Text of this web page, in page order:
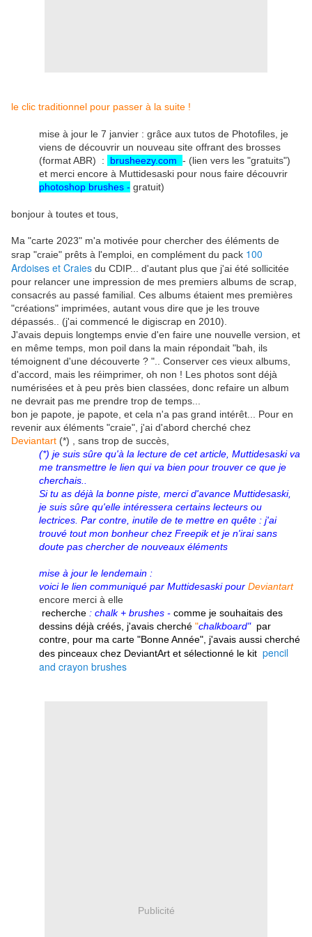
le clic traditionnel pour passer à la suite !
mise à jour le 7 janvier : grâce aux tutos de Photofiles, je
viens de découvrir un nouveau site offrant des brosses
(format ABR) :
brusheezy.com - (lien vers les "gratuits")
et merci encore à Muttidesaski pour nous faire découvrir
photoshop brushes - gratuit)
bonjour à toutes et tous,
Ma "carte 2023" m'a motivée pour chercher des éléments de
srap "craie" prêts à l'emploi, en complément du pack 100
Ardoises et Craies du CDIP... d'autant plus que j'ai été sollicitée
pour relancer une impression de mes premiers albums de scrap,
consacrés au passé familial. Ces albums étaient mes premières
"créations" imprimées, autant vous dire que je les trouve
dépassés.. (j'ai commencé le digiscrap en 2010).
J'avais depuis longtemps envie d'en faire une nouvelle version, et
en même temps, mon poil dans la main répondait "bah, ils
témoignent d'une découverte ? ".. Conserver ces vieux albums,
d'accord, mais les réimprimer, oh non ! Les photos sont déjà
numérisées et à peu près bien classées, donc refaire un album
ne devrait pas me prendre trop de temps...
bon je papote, je papote, et cela n'a pas grand intérêt... Pour en
revenir aux éléments "craie", j'ai d'abord cherché chez
Deviantart (*) , sans trop de succès,
(*) je suis sûre qu'à la lecture de cet article, Muttidesaski va
me transmettre le lien qui va bien pour trouver ce que je
cherchais..
Si tu as déjà la bonne piste, merci d'avance Muttidesaski,
je suis sûre qu'elle intéressera certains lecteurs ou
lectrices. Par contre, inutile de te mettre en quête : j'ai
trouvé tout mon bonheur chez Freepik et je n'irai sans
doute pas chercher de nouveaux éléments
mise à jour le lendemain :
voici le lien communiqué par Muttidesaski pour Deviantart
encore merci à elle
recherche : chalk + brushes - comme je souhaitais des
dessins déjà créés, j'avais cherché "chalkboard" par
contre, pour ma carte "Bonne Année", j'avais aussi cherché
des pinceaux chez DeviantArt et sélectionné le kit pencil
and crayon brushes
Publicité